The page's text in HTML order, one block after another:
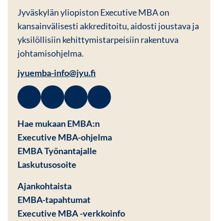
Jyväskylän yliopiston Executive MBA on
kansainvälisesti akkreditoitu, aidosti joustava ja
yksilöllisiin kehittymistarpeisiin rakentuva
johtamisohjelma.
jyuemba-info@jyu.fi
Facebook
Avautuu uuteen ikkunaan
Linkedin
Avautuu uuteen ikkunaan
Instagram
Avautuu uuteen ikkunaan
Youtube
Avautuu uuteen ikkunaan
Hae mukaan EMBA:n
Executive MBA-ohjelma
EMBA Työnantajalle
Laskutusosoite
Ajankohtaista
EMBA-tapahtumat
Executive MBA -verkkoinfo